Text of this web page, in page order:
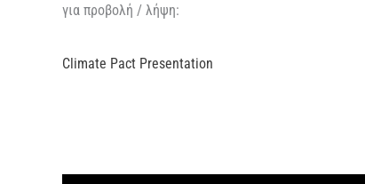
για προβολή / λήψη:
Climate Pact Presentation